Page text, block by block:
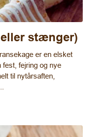
stænger)
er en elsket
fejring og nye
til nytårsaften,